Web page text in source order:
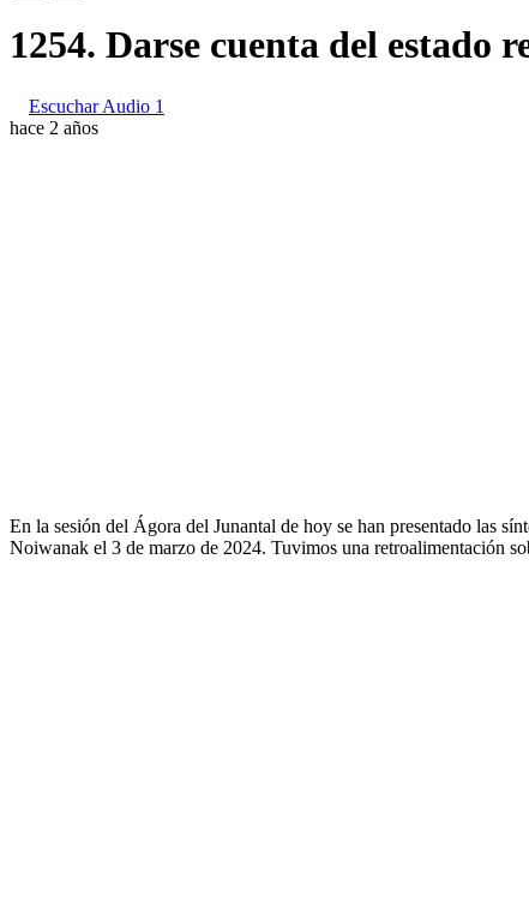
1254. Darse cuenta del estado
Escuchar Audio 1
hace 2 años
En la sesión del Ágora del Junantal de hoy se han presentado las
Noiwanak el 3 de marzo de 2024. Tuvimos una retroalimentación